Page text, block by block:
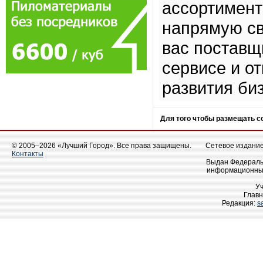
напрямую
вас
сервисе и
развития
Для того чтобы размещать
© 2005–2026 «Лучший Город». Все права защищены.
Контакты
Сетевое
Выдан
Редакция: